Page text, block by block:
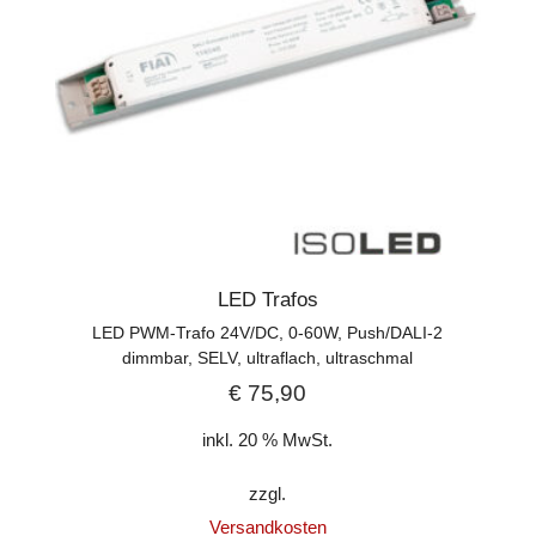
LED Trafos
LED PWM-Trafo 24V/DC, 0-60W, Push/DALI-2
dimmbar, SELV, ultraflach, ultraschmal
€ 75,90
inkl. 20 % MwSt.
zzgl.
Versandkosten